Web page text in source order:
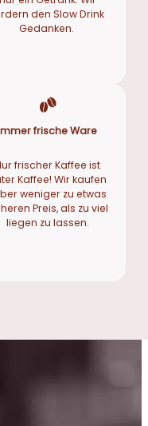
den Slow Drink
Gedanken.
frische Ware
frischer Kaffee ist
Kaffee! Wir kaufen
weniger zu etwas
Preis, als zu viel
liegen zu lassen.